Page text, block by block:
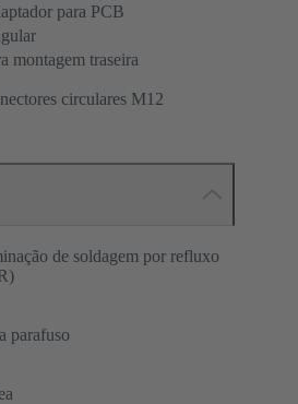
para PCB
montagem traseira
circulares M12
de soldagem por refluxo
parafuso